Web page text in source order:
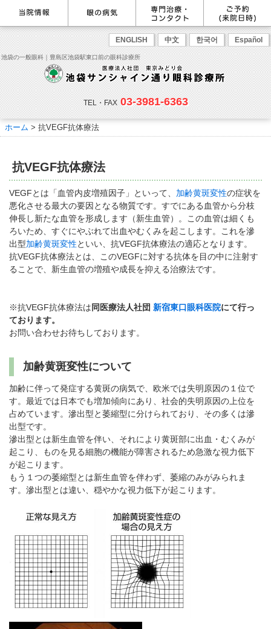
ENGLISH 中文 한국어 Español
池袋の一般眼科｜豊島区池袋駅東口前の眼科診療所
TEL・FAX 03-3981-6363
最新情報
感染症予防のための衛生環境整
備の取り組み
医師のご紹介
当院勤務医師のご紹介 ごあいさつ
院内の様子・設備
院内の様子 検査･治療･手術機器
診療のご案内・アクセス
アクセス
い
診察の流れ
リンク
よくある質問
診療報酬に関する院内掲示
メールマガジン
リクルート
パンフレットのダウンロード
眼の病気を調べる
病名から探す
症状から探す
目の構造から探す
主な眼科疾患
緑内障 網膜疾患
眼精疲労
ドライアイ
ものもらい
花粉症
白内障
アレルギー性結膜炎
コンタクトレンズ診
学校近視について
点眼液・眼軟膏について
眼科専門治療・特設ページ
緑内障専門治療ページ
角膜疾患専門治療ページ
ドライアイ専門治療ページ
網膜・硝子体専門治療ページ
黄斑疾患専門治療ページ
ぶどう膜炎専門治療ページ
白内障専門治療ページ
花粉症専門ページ
眼形成診療ページ
コンタクトレンズ診療
抗VEGF抗体療法
ボツリヌス療法
東口眼科医院)
コンタクトレンズ診療
コンタクトレンズの種類と特徴
しばらく眼科受診していない方
へ
初めてコンタクトレンズを使う
方へ
コンタクトレンズトラブル
WEB予約(来院日時の設定)
一般眼科診療を予約
コンタクトレンズ診療を予約
緑内障専門治療を予約
角膜専門治療を予約
ドライアイ専門治療を予約
網膜・硝子体専門治療を予約
白内障専門治療を予約
白内障手術公開講座を予約
黄斑専門治療を予約
予約をキャンセルする
ご予約
ホーム > 抗VEGF抗体療法
抗VEGF抗体療法
VEGFとは「血管内皮増殖因子」といって、 加齢黄斑変性の症状を
悪化させる最大の要因となる物質です。すでにある血管から分枝
伸長し新たな血管を形成します（新生血管）。この血管は細くも
ろいため、すぐにやぶれて出血やむくみを起こします。これを滲
出型加齢黄斑変性といい、抗VEGF抗体療法の適応となります。
抗VEGF抗体療法とは、このVEGFに対する抗体を目の中に注射す
ることで、新生血管の増殖や成長を抑える治療法です。
※抗VEGF抗体療法は同医療法人社団 新宿東口眼科医院にて行っ
ております。
お問い合わせお待ちしております。
加齢黄斑変性について
加齢に伴って発症する黄斑の病気で、欧米では失明原因の１位で
す。最近では日本でも増加傾向にあり、社会的失明原因の上位を
占めています。滲出型と萎縮型に分けられており、その多くは滲
出型です。
滲出型とは新生血管を伴い、それにより黄斑部に出血・むくみが
起こり、ものを見る細胞の機能が障害されるため急激な視力低下
が起こります。
もう１つの萎縮型とは新生血管を伴わず、萎縮のみがみられま
す。滲出型とは違い、穏やかな視力低下が起こります。